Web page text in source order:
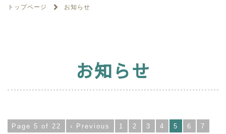
トップページ お知らせ
お知らせ
Page 5 of 22 ‹ Previous 1 2 3 4 5 6
7